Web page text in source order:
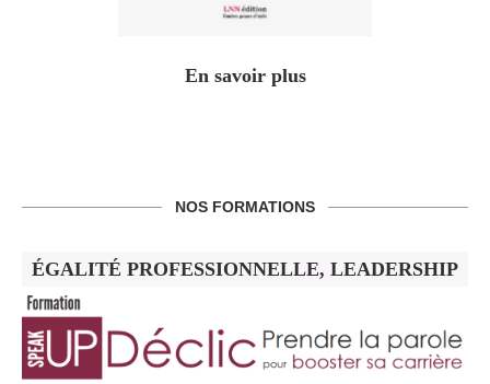
En savoir plus
NOS FORMATIONS
ÉGALITÉ PROFESSIONNELLE, LEADERSHIP